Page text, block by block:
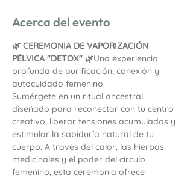
Acerca del evento
🌿 CEREMONIA DE VAPORIZACIÓN
PÉLVICA "DETOX" 🌿Una experiencia
profunda de purificación, conexión y
autocuidado femenino.
Sumérgete en un ritual ancestral
diseñado para reconectar con tu centro
creativo, liberar tensiones acumuladas y
estimular la sabiduría natural de tu
cuerpo. A través del calor, las hierbas
medicinales y el poder del círculo
femenino, esta ceremonia ofrece